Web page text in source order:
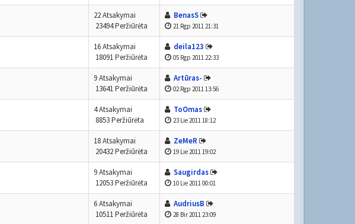
22 Atsakymai
23494 Peržiūrėta
BenasS
21 Rgp 2011 21:31
16 Atsakymai
18091 Peržiūrėta
deila123
05 Rgp 2011 22:33
9 Atsakymai
13641 Peržiūrėta
Artūras-
02 Rgp 2011 13:56
4 Atsakymai
8853 Peržiūrėta
ToOmas
23 Lie 2011 18:12
18 Atsakymai
20432 Peržiūrėta
ZeMeR
19 Lie 2011 19:02
9 Atsakymai
12053 Peržiūrėta
Saugirdas
10 Lie 2011 00:01
6 Atsakymai
10511 Peržiūrėta
AudriusB
28 Bir 2011 23:09